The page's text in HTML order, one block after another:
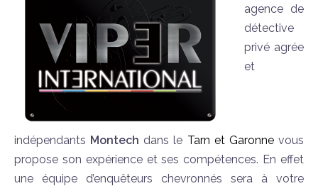
agence de
détective
privé agrée
et
indépendants Montech dans le Tarn et Garonnevous
propose son expérience et ses compétences. En effet
une équipe d’enquêteurs chevronnés sera à votre